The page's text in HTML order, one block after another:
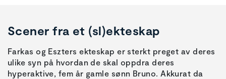
Scener fra et (sl)ekteskap
Farkas og Eszters ekteskap er sterkt preget av deres
ulike syn på hvordan de skal oppdra deres
hyperaktive, fem år gamle sønn Bruno. Akkurat da